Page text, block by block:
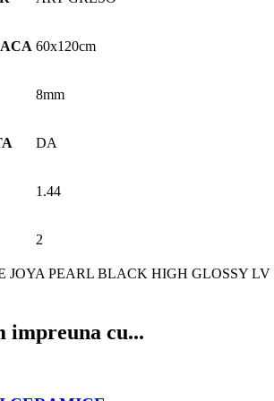
60x120cm
8mm
DA
1.44
2
JOYA PEARL BLACK HIGH GLOSSY
impreuna cu...